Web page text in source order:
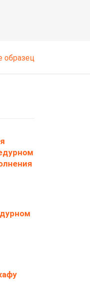
образец